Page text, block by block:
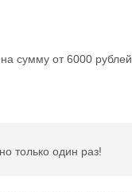
сумму от 6000 рублей.
только один раз!